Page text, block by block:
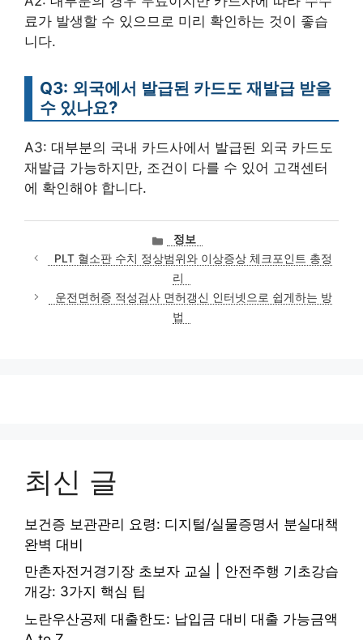
료가 발생할 수 있으므로 미리 확인하는 것이 좋습
니다.
Q3: 외국에서 발급된 카드도 재발급 받을
수 있나요?
A3: 대부분의 국내 카드사에서 발급된 외국 카드도
재발급 가능하지만, 조건이 다를 수 있어 고객센터
에 확인해야 합니다.
카
테
고
리
정보
PLT 혈소판 수치 정상범위와 이상증상 체크포인트 총정
리
운전면허증 적성검사 면허갱신 인터넷으로 쉽게하는 방
법
최신 글
보건증 보관관리 요령: 디지털/실물증명서 분실대책
완벽 대비
만촌자전거경기장 초보자 교실 | 안전주행 기초강습
개강: 3가지 핵심 팁
노란우산공제 대출한도: 납입금 대비 대출 가능금액